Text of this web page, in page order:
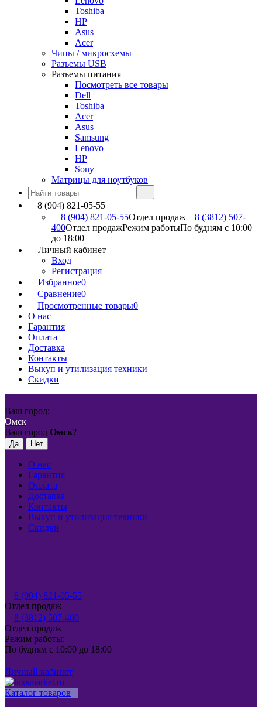
Toshiba
HP
Asus
Acer
Чипы / микросхемы
Разъемы USB
Разъемы питания
Посмотреть все товары
Dell
Toshiba
Acer
Asus
Samsung
Lenovo
HP
Sony
Матрицы для ноутбуков
8 (904) 821-05-55
8 (904) 821-05-55Отдел продаж
8 (3812) 507-
400Отдел продажРежим работыПо будням с 10:00
до 18:00
Личный кабинет
Вход
Регистрация
Избранное0
Сравнение0
Просмотренные товары0
О нас
Гарантия
Оплата
Доставка
Контакты
Выкуп и утилизация техники
Скидки
Ваш город:
Омск
Ваш город Омск?
О нас
Гарантия
Оплата
Доставка
Контакты
Выкуп и утилизация техники
Скидки
8 (904) 821-05-55
Отдел продаж
8 (3812) 507-400
Отдел продаж
Режим работы:
По будням с 10:00 до 18:00
Личный кабинет
Каталог товаров